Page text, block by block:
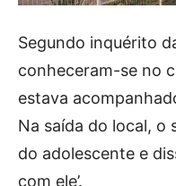
Segundo inquérito
conheceram-se no
estava
Na saída do local, o
do adolescente e
com ele’.